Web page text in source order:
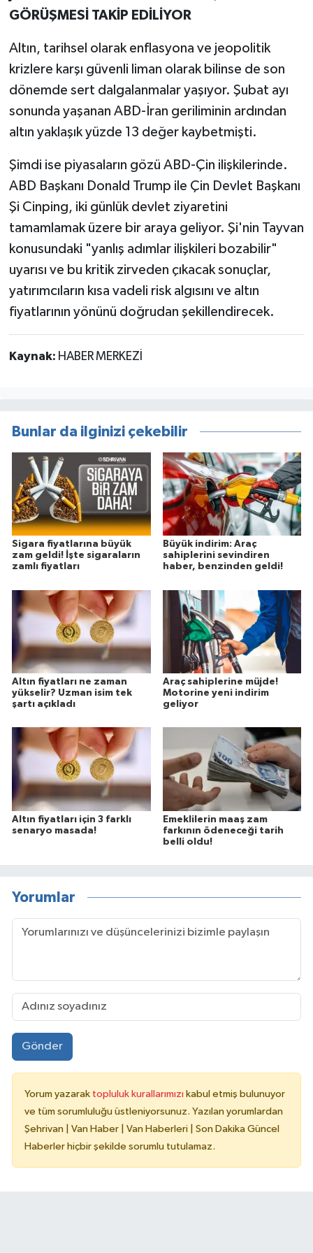
GÖRÜŞMESİ TAKİP EDİLİYOR
Altın, tarihsel olarak enflasyona ve jeopolitik
krizlere karşı güvenli liman olarak bilinse de son
dönemde sert dalgalanmalar yaşıyor. Şubat ayı
sonunda yaşanan ABD-İran geriliminin ardından
altın yaklaşık yüzde 13 değer kaybetmişti.
Şimdi ise piyasaların gözü ABD-Çin ilişkilerinde.
ABD Başkanı Donald Trump ile Çin Devlet Başkanı
Şi Cinping, iki günlük devlet ziyaretini
tamamlamak üzere bir araya geliyor. Şi'nin Tayvan
konusundaki "yanlış adımlar ilişkileri bozabilir"
uyarısı ve bu kritik zirveden çıkacak sonuçlar,
yatırımcıların kısa vadeli risk algısını ve altın
fiyatlarının yönünü doğrudan şekillendirecek.
Kaynak: HABER MERKEZİ
Bunlar da ilginizi çekebilir
Sigara fiyatlarına büyük
zam geldi! İşte sigaraların
zamlı fiyatları
Büyük indirim: Araç
sahiplerini sevindiren
haber, benzinden geldi!
Altın fiyatları ne zaman
yükselir? Uzman isim tek
şartı açıkladı
Araç sahiplerine müjde!
Motorine yeni indirim
geliyor
Altın fiyatları için 3 farklı
senaryo masada!
Emeklilerin maaş zam
farkının ödeneceği tarih
belli oldu!
Yorumlar
Gönder
Yorum yazarak topluluk kurallarımızı kabul etmiş bulunuyor
ve tüm sorumluluğu üstleniyorsunuz. Yazılan yorumlardan
Şehrivan | Van Haber | Van Haberleri | Son Dakika Güncel
Haberler hiçbir şekilde sorumlu tutulamaz.